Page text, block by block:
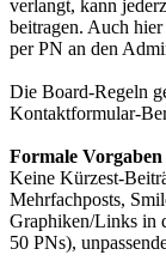
verlangt, kann
beitragen. Auch
per PN an den
Die Board-Regeln
Kontaktformular-
Formale Vorgaben
Keine Kürzest-
Mehrfachposts,
Graphiken/Links in
50 PNs),